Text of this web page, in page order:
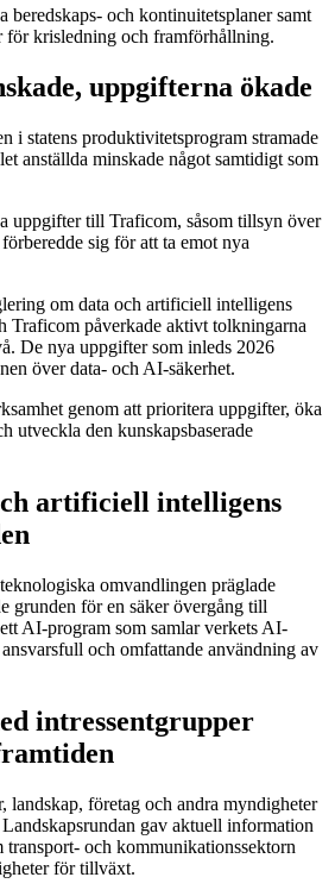
beredskaps- och kontinuitetsplaner samt
för krisledning och framförhållning.
uppgifterna ökade
i statens produktivitetsprogram stramade
anställda minskade något samtidigt som
uppgifter till Traficom, såsom tillsyn över
sig för att ta emot nya
om data och artificiell intelligens
Traficom påverkade aktivt tolkningarna
De nya uppgifter som inleds 2026
över data- och AI-säkerhet.
genom att prioritera uppgifter, öka
utveckla den kunskapsbaserade
artificiell intelligens
omvandlingen präglade
grunden för en säker övergång till
AI-program som samlar verkets AI-
och omfattande användning av
intressentgrupper
landskap, företag och andra myndigheter
gav aktuell information
och kommunikationssektorn
för tillväxt.